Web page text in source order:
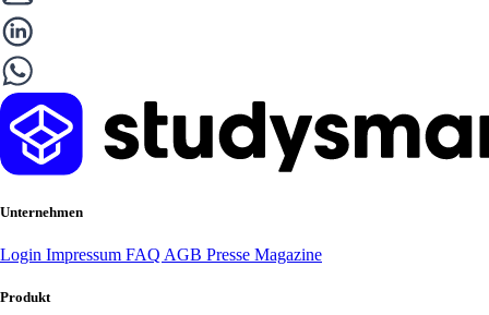
Unternehmen
Login Impressum FAQ AGB Presse Magazine
Produkt